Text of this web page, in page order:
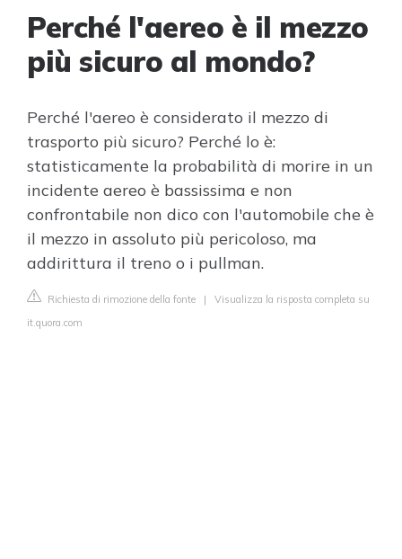
Perché l'aereo è il mezzo
più sicuro al mondo?
Perché l'aereo è considerato il mezzo di
trasporto più sicuro? Perché lo è:
statisticamente la probabilità di morire in un
incidente aereo è bassissima e non
confrontabile non dico con l'automobile che è
il mezzo in assoluto più pericoloso, ma
addirittura il treno o i pullman.
Richiesta di rimozione della fonte | Visualizza la risposta completa su
it.quora.com